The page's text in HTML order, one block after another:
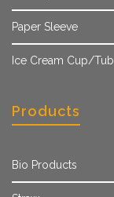
Paper Sleeve
Ice Cream Cup/Tub
Products
Bio Products